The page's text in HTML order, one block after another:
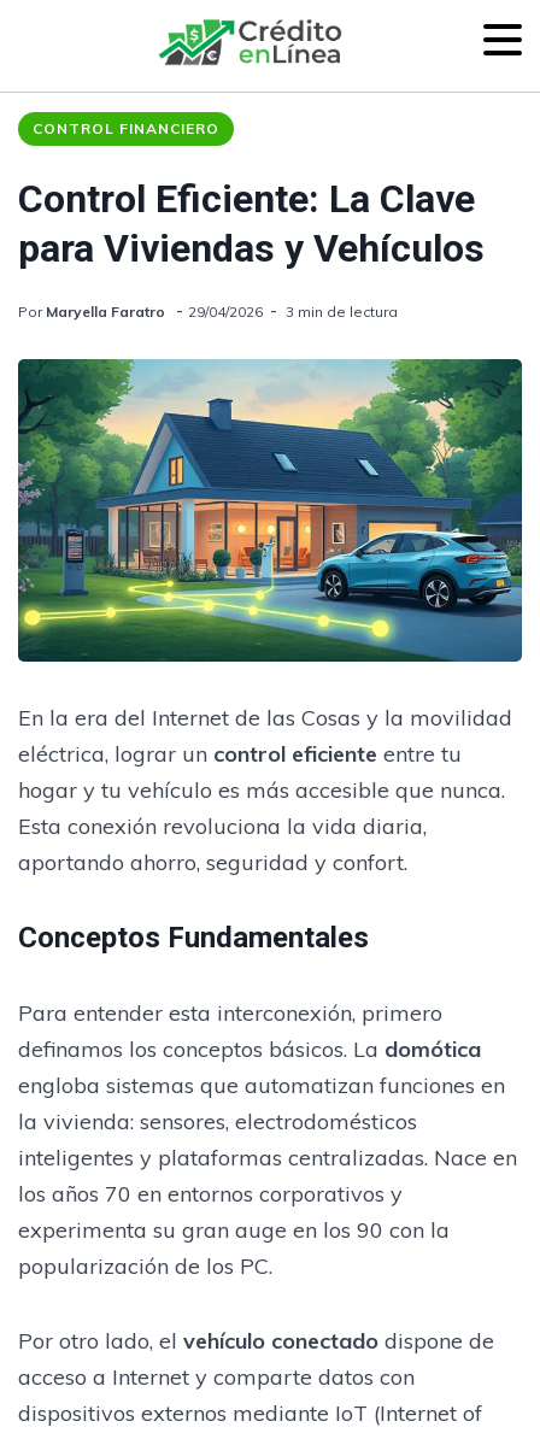
CONTROL FINANCIERO
Control Eficiente: La Clave
para Viviendas y Vehículos
Por Maryella Faratro 29/04/2026 3 min de lectura
En la era del Internet de las Cosas y la movilidad
eléctrica, lograr un control eficiente entre tu
hogar y tu vehículo es más accesible que nunca.
Esta conexión revoluciona la vida diaria,
aportando ahorro, seguridad y confort.
Conceptos Fundamentales
Para entender esta interconexión, primero
definamos los conceptos básicos. La domótica
engloba sistemas que automatizan funciones en
la vivienda: sensores, electrodomésticos
inteligentes y plataformas centralizadas. Nace en
los años 70 en entornos corporativos y
experimenta su gran auge en los 90 con la
popularización de los PC.
Por otro lado, el vehículo conectado dispone de
acceso a Internet y comparte datos con
dispositivos externos mediante IoT (Internet of